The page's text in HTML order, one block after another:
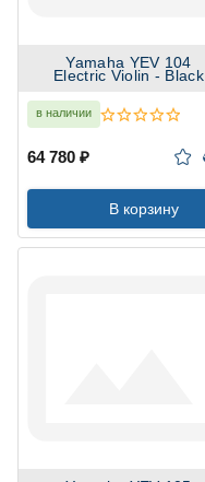
Yamaha YEV 104
Electric Violin - Black
в наличии
64 780 ₽
В корзину